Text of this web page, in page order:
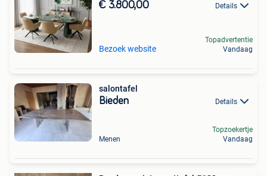
€ 3.800,00 Details
Bezoek website
Topadvertentie
Vandaag
salontafel
Bieden Details
Menen
Topzoekertje
Vandaag